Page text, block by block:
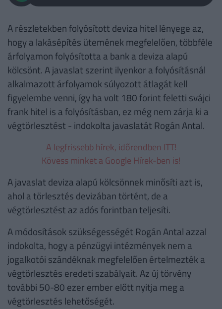
A részletekben folyósított deviza hitel lényege az,
hogy a lakásépítés ütemének megfelelően, többféle
árfolyamon folyósította a bank a deviza alapú
kölcsönt. A javaslat szerint ilyenkor a folyósításnál
alkalmazott árfolyamok súlyozott átlagát kell
figyelembe venni, így ha volt 180 forint feletti svájci
frank hitel is a folyósításban, ez még nem zárja ki a
végtörlesztést - indokolta javaslatát Rogán Antal.
A legfrissebb hírek, időrendben ITT!
Kövess minket a Google Hírek-ben is!
A javaslat deviza alapú kölcsönnek minősíti azt is,
ahol a törlesztés devizában történt, de a
végtörlesztést az adós forintban teljesíti.
A módosítások szükségességét Rogán Antal azzal
indokolta, hogy a pénzügyi intézmények nem a
jogalkotói szándéknak megfelelően értelmezték a
végtörlesztés eredeti szabályait. Az új törvény
további 50-80 ezer ember előtt nyitja meg a
végtörlesztés lehetőségét.